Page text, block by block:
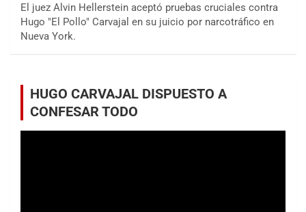
El juez Alvin Hellerstein aceptó pruebas cruciales contra
Hugo "El Pollo" Carvajal en su juicio por narcotráfico en
Nueva York.
HUGO CARVAJAL DISPUESTO A
CONFESAR TODO